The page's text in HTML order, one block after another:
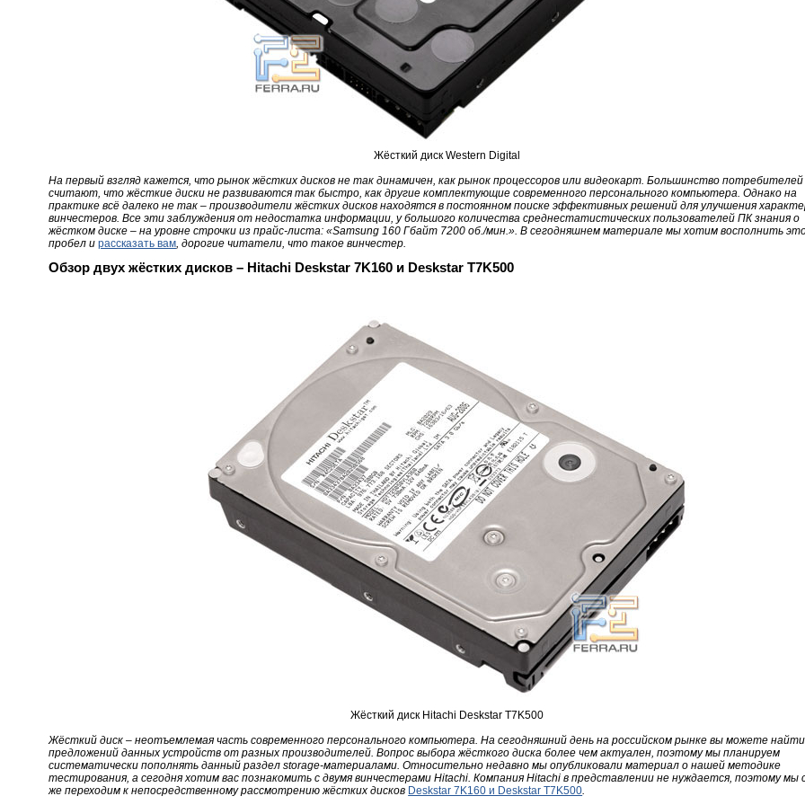
Жёсткий диск Western Digital
На первый взгляд кажется, что рынок жёстких дисков не так динамичен, как рынок процессоров или видеокарт. Большинство потребителей
считают, что жёсткие диски не развиваются так быстро, как другие комплектующие современного персонального компьютера. Однако на
практике всё далеко не так – производители жёстких дисков находятся в постоянном поиске эффективных решений для улучшения
винчестеров. Все эти заблуждения от недостатка информации, у большого количества среднестатистических пользователей ПК знания о
жёстком диске – на уровне строчки из прайс-листа: «Samsung 160 Гбайт 7200 об./мин.». В сегодняшнем материале мы хотим восполнить
пробел ирассказать вам , дорогие читатели, что такое винчестер.
Обзор двух жёстких дисков – Hitachi Deskstar 7K160 и Deskstar T7K500
Жёсткий диск Hitachi Deskstar T7K500
Жёсткий диск – неотъемлемая часть современного персонального компьютера. На сегодняшний день на российском рынке вы можете
предложений данных устройств от разных производителей. Вопрос выбора жёсткого диска более чем актуален, поэтому мы планируем
систематически пополнять данный раздел storage-материалами. Относительно недавно мы опубликовали материал о нашей методике
тестирования, а сегодня хотим вас познакомить с двумя винчестерами Hitachi. Компания Hitachi в представлении не нуждается, поэтому мы
же переходим к непосредственному рассмотрению жёстких дисков Deskstar 7K160 и Deskstar T7K500.